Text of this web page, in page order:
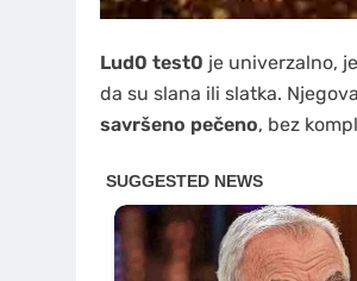
Lud0 test0 je univerzalno,
da su slana ili slatka.
savršeno pečeno, bez